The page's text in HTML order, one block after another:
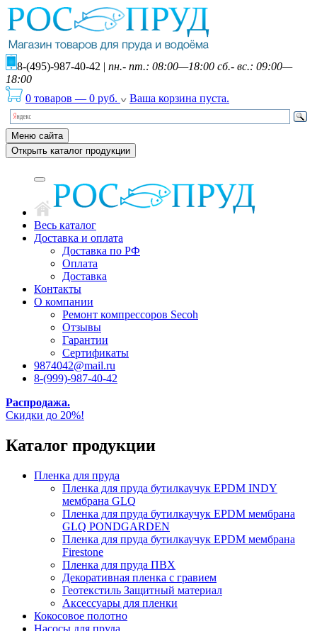
8-(495)-987-40-42 | пн.- пт.: 08:00—18:00 сб.- вс.: 09:00—
18:00
0 товаров — 0 руб. Ваша корзина пуста.
Меню сайта
Открыть каталог продукции
Весь каталог
Доставка и оплата
Доставка по РФ
Оплата
Доставка
Контакты
О компании
Ремонт компрессоров Secoh
Отзывы
Гарантии
Сертификаты
9874042@mail.ru
8-(999)-987-40-42
Распродажа.
Скидки до 20%!
Каталог продукции
Пленка для пруда
Пленка для пруда бутилкаучук EPDM INDY
мембрана GLQ
Пленка для пруда бутилкаучук EPDM мембрана
GLQ PONDGARDEN
Пленка для пруда бутилкаучук EPDM мембрана
Firestone
Пленка для пруда ПВХ
Декоративная пленка с гравием
Геотекстиль Защитный материал
Аксессуары для пленки
Кокосовое полотно
Насосы для пруда